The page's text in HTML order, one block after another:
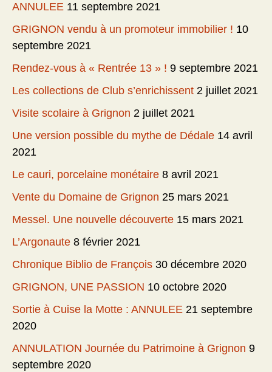
ANNULEE 11 septembre 2021
GRIGNON vendu à un promoteur immobilier ! 10
septembre 2021
Rendez-vous à « Rentrée 13 » ! 9 septembre 2021
Les collections de Club s’enrichissent 2 juillet 2021
Visite scolaire à Grignon 2 juillet 2021
Une version possible du mythe de Dédale 14 avril
2021
Le cauri, porcelaine monétaire 8 avril 2021
Vente du Domaine de Grignon 25 mars 2021
Messel. Une nouvelle découverte 15 mars 2021
L’Argonaute 8 février 2021
Chronique Biblio de François 30 décembre 2020
GRIGNON, UNE PASSION 10 octobre 2020
Sortie à Cuise la Motte : ANNULEE 21 septembre
2020
ANNULATION Journée du Patrimoine à Grignon 9
septembre 2020